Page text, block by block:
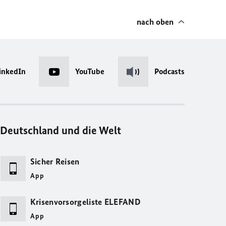
nach oben
YouTube Podcasts
Deutschland und die Welt
Sicher Reisen
App
Krisenvorsorgeliste ELEFAND
App